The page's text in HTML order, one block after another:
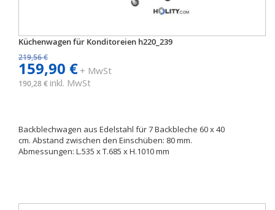
Küchenwagen für Konditoreien h220_239
219,56 €
159,90 €+ MwSt
190,28 € inkl. MwSt
Backblechwagen aus Edelstahl für 7 Backbleche 60 x 40
cm. Abstand zwischen den Einschüben: 80 mm.
Abmessungen: L.535 x T.685 x H.1010 mm